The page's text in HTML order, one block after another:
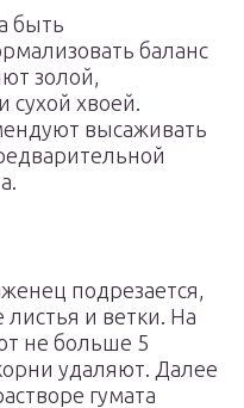
быть
баланс
золой,
сухой хвоей.
высаживать
подрезается,
и ветки. На
не больше 5
удаляют. Далее
гумата